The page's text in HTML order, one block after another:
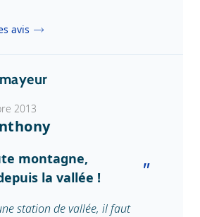
avis
2013
montagne,
la vallée !
station de vallée, il faut